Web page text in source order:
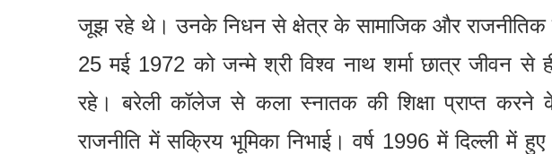
जूझ रहे थे। उनके निधन से क्षेत्र के सामाजिक और
25 मई 1972 को जन्मे श्री विश्व नाथ शर्मा छात्र जीवन से ही
रहे। बरेली कॉलेज से कला स्नातक की शिक्षा प्राप्त
राजनीति में सक्रिय भूमिका निभाई। वर्ष 1996 में दिल्ली में